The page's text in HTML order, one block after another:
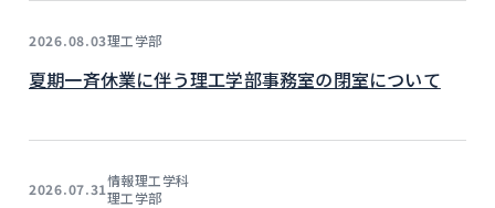
2026.08.03理工学部
夏期一斉休業に伴う理工学部事務室の閉室について
2026.07.31情報理工学科
理工学部